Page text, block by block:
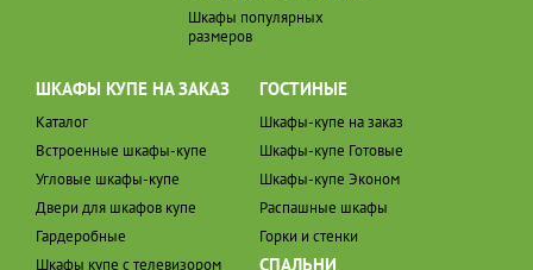
Шкафы популярных
размеров
ШКАФЫ КУПЕ НА ЗАКАЗ
Каталог
Встроенные шкафы-купе
Угловые шкафы-купе
Двери для шкафов купе
Гардеробные
Шкафы купе с телевизором
ГОСТИНЫЕ
Шкафы-купе на заказ
Шкафы-купе Готовые
Шкафы-купе Эконом
Распашные шкафы
Горки и стенки
СПАЛЬНИ